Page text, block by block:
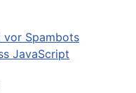
vor Spambots
JavaScript